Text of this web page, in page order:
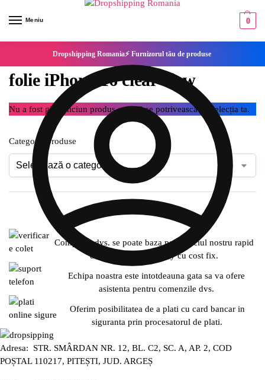
Meniu 0
Dropshipping Romania⚡ Furnizorul tău de produse
folie iPhone 16 clear view
Nu a fost găsit niciun produs care să se potrivească cu selecția ta.
Categorie produse
Compania dvs. se poate baza pe serviciul nostru rapid
de expediere SameDay cu cost fix.
Echipa noastra este intotdeauna gata sa va ofere
asistenta pentru comenzile dvs.
Oferim posibilitatea de a plati cu card bancar in
siguranta prin procesatorul de plati.
Adresa: STR. SMÂRDAN NR. 12, BL. C2, SC. A, AP. 2, COD
POȘTAL 110217, PITEȘTI, JUD. ARGEȘ